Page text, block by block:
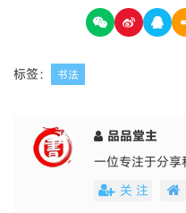
标签： 书法
品品堂主
一位专注于分享
关 注